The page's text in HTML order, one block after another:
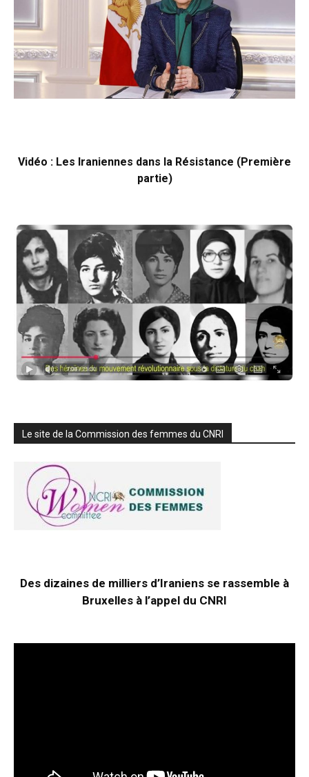
Vidéo : Les Iraniennes dans la Résistance (Première
partie)
Le site de la Commission des femmes du CNRI
Des dizaines de milliers d’Iraniens se rassemble à
Bruxelles à l’appel du CNRI